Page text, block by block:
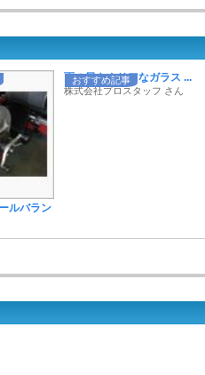
ルバラン
おすすめ記事
雨の日もクリアなガラス ...
株式会社プロスタッフ さん